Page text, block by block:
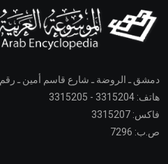
دمشق ـ الروضة ـ شارع قاسم أمين ـ رقم 39
هاتف: 3315204 - 3315205
فاكس: 3315207
ص.ب: 7296